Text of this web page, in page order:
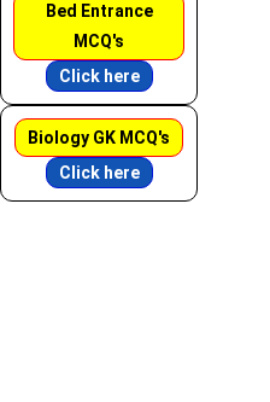
Bed Entrance
MCQ's
Click here
Biology GK MCQ's
Click here